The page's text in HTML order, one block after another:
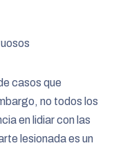
casos que
no todos los
en lidiar con las
lesionada es un